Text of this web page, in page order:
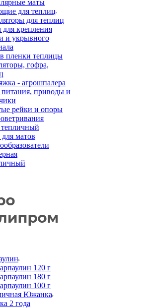
маты
для теплиц
для теплиц
крепления
и укрывного
пленки теплицы
гофра,
- агрошпалера
приводы и
рейки и опоры
матов
120 г
180 г
100 г
Южанка
2 года